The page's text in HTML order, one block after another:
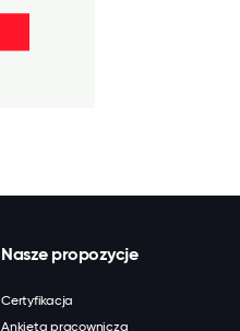
Nasze propozycje
Certyfikacja
Ankieta pracownicza